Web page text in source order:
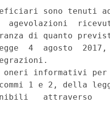
sono tenuti
agevolazioni
di quanto
4  agosto
oneri informativi
1 e 2, della